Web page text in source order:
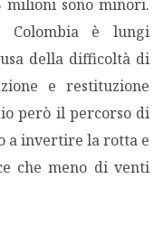
sono minori.
Colombia è lungi
della difficoltà di
e restituzione
però il percorso di
a invertire la rotta e
che meno di venti